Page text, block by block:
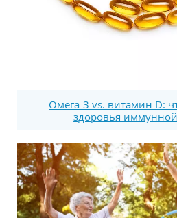
Омега-3 vs. витамин D:
здоровья